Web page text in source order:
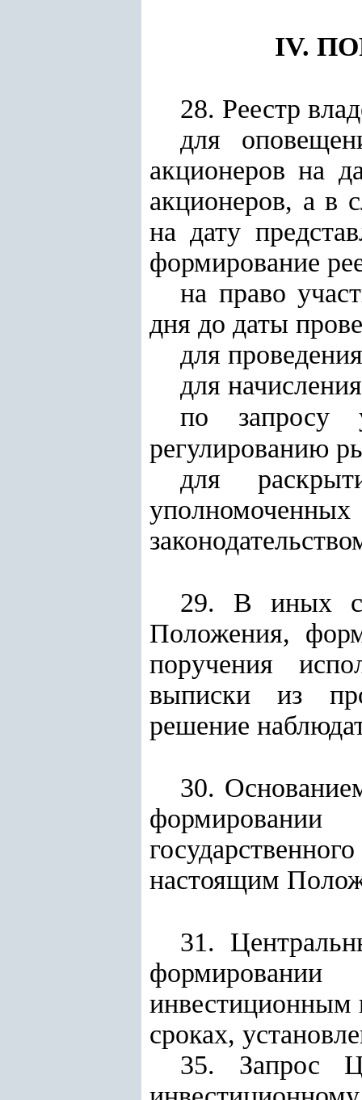
IV.
28. Реестр
для
акционеров на
акционеров, а в
на дату
формирование
на право
дня до даты
для
для
по запросу
регулированию
для
29. В иных
Положения,
поручения
выписки из
решение
30.
настоящим
31.
инвестиционным
сроках,
35. Запрос